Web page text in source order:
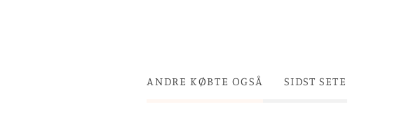
ANDRE KØBTE OGSÅ SIDST SETE